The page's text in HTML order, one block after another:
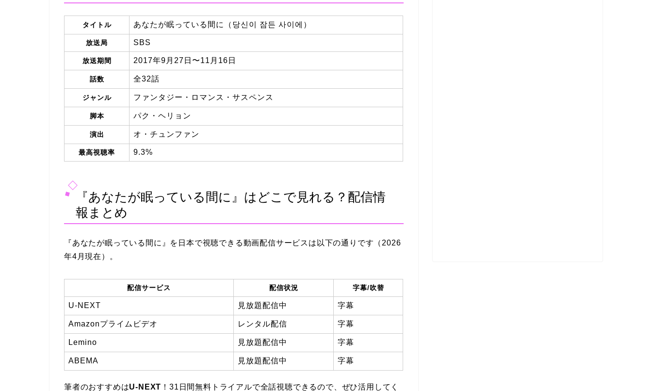
タイトル あなたが眠っている間に（당신이 잠든 사이에）
放送局 SBS
放送期間 2017年9月27日〜11月16日
話数 全32話
ジャンル ファンタジー・ロマンス・サスペンス
脚本 パク・ヘリョン
演出 オ・チュンファン
最高視聴率 9.3%
『あなたが眠っている間に』はどこで見れる？配信情
報まとめ
『あなたが眠っている間に』を日本で視聴できる動画配信サービスは以下の通りです（2026
年4月現在）。
配信サービス 配信状況 字幕/吹替
U-NEXT 見放題配信中 字幕
Amazonプライムビデオ レンタル配信 字幕
Lemino 見放題配信中 字幕
ABEMA 見放題配信中 字幕
筆者のおすすめはU-NEXT ！31日間無料トライアルで全話視聴できるので、ぜひ活用してく